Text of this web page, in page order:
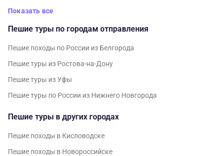
Показать все
Пешие туры по городам отправления
Пешие походы по России из Белгорода
Пешие туры из Ростова-на-Дону
Пешие туры из Уфы
Пешие туры по России из Нижнего Новгорода
Пешие туры в других городах
Пешие походы в Кисловодске
Пешие походы в Новороссийске